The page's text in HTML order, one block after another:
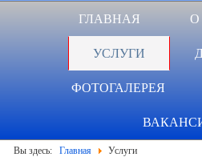
ГЛАВНАЯ О
УСЛУГИ
ФОТОГАЛЕРЕЯ
Вы здесь: Главная Услуги